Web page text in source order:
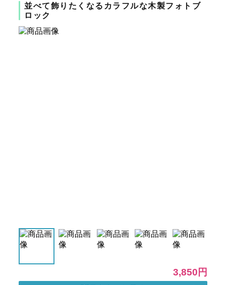
並べて飾りたくなるカラフルな木製フォトブ
ロック